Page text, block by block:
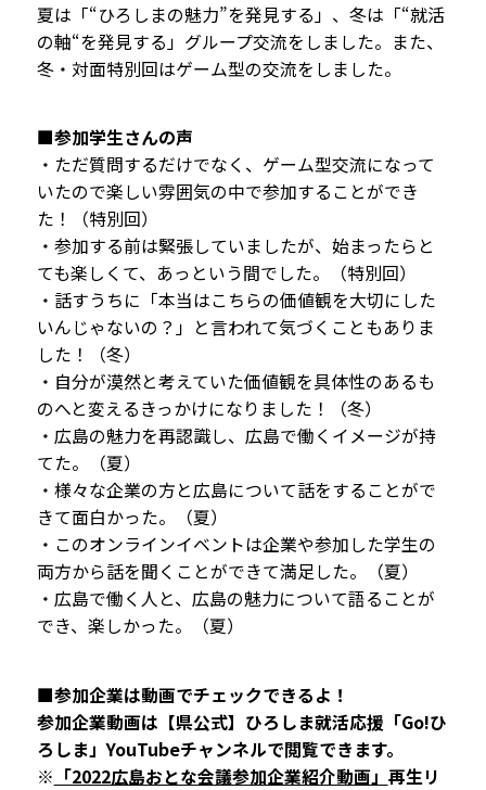
夏は「“ひろしまの魅力”を発見する」、冬は「“就活
の軸“を発見する」グループ交流をしました。また、
冬・対面特別回はゲーム型の交流をしました。
■参加学生さんの声
・ただ質問するだけでなく、ゲーム型交流になって
いたので楽しい雰囲気の中で参加することができ
た！（特別回）
・​参加する前は緊張していましたが、始まったらと
ても楽しくて、あっという間でした。（特別回）
・話すうちに「本当はこちらの価値観を大切にした
いんじゃないの？」と言われて気づくこともありま
した！（冬）
・自分が漠然と考えていた価値観を具体性のあるも
のへと変えるきっかけになりました！（冬）
・広島の魅力を再認識し、広島で働くイメージが持
てた。（夏）
・様々な企業の方と広島について話をすることがで
きて面白かった。（夏）
​・このオンラインイベントは企業や参加した学生の
両方から話を聞くことができて満足した。（夏）
・広島で働く人と、広島の魅力について語ることが
でき、楽しかった。（夏）
■参加企業は動画でチェックできるよ！
参加企業動画は【県公式】ひろしま就活応援「Go!ひ
ろしま」YouTubeチャンネルで閲覧できます。
※ 「2022広島おとな会議参加企業紹介動画」 再生リ